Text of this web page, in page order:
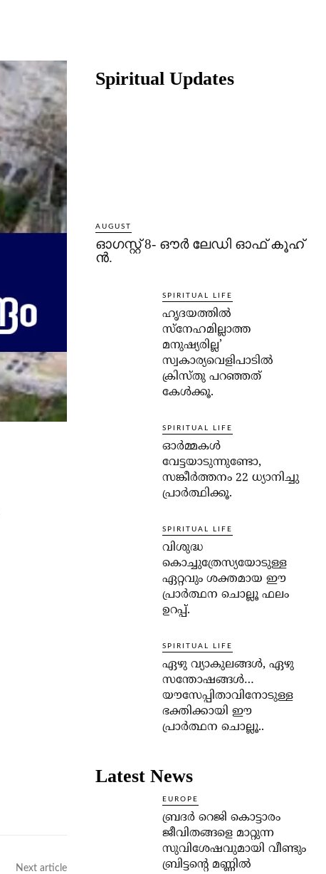
Next article
Spiritual Updates
AUGUST
ഓഗസ്റ്റ് 8- ഔര്‍ ലേഡി ഓഫ് കൂഹ്
ന്‍.
SPIRITUAL LIFE
ഹൃദയത്തില്‍
സ്‌നേഹമില്ലാത്ത
മനുഷ്യരില്ല’
സ്വകാര്യവെളിപാടില്‍
ക്രിസ്തു പറഞ്ഞത്
കേള്‍ക്കൂ.
SPIRITUAL LIFE
ഓര്‍മ്മകള്‍
വേട്ടയാടുന്നുണ്ടോ,
സങ്കീര്‍ത്തനം 22 ധ്യാനിച്ചു
പ്രാര്‍ത്ഥിക്കൂ.
SPIRITUAL LIFE
വിശുദ്ധ
കൊച്ചുത്രേസ്യയോടുള്ള
ഏറ്റവും ശക്തമായ ഈ
പ്രാര്‍ത്ഥന ചൊല്ലൂ ഫലം
ഉറപ്പ്.
SPIRITUAL LIFE
ഏഴു വ്യാകുലങ്ങള്‍, ഏഴു
സന്തോഷങ്ങള്‍…
യൗസേപ്പിതാവിനോടുള്ള
ഭക്തിക്കായി ഈ
പ്രാര്‍ത്ഥന ചൊല്ലൂ..
Latest News
EUROPE
ബ്രദർ റെജി കൊട്ടാരം
ജീവിതങ്ങളെ മാറ്റുന്ന
സുവിശേഷവുമായി വീണ്ടും
ബ്രിട്ടന്റെ മണ്ണിൽ